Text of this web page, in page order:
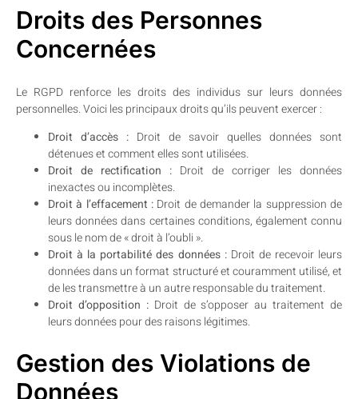
Droits des Personnes
Concernées
Le RGPD renforce les droits des individus sur leurs données
personnelles. Voici les principaux droits qu’ils peuvent exercer :
Droit d’accès : Droit de savoir quelles données sont
détenues et comment elles sont utilisées.
Droit de rectification : Droit de corriger les données
inexactes ou incomplètes.
Droit à l’effacement : Droit de demander la suppression de
leurs données dans certaines conditions, également connu
sous le nom de « droit à l’oubli ».
Droit à la portabilité des données :Droit de recevoir leurs
données dans un format structuré et couramment utilisé, et
de les transmettre à un autre responsable du traitement.
Droit d’opposition :Droit de s’opposer au traitement de
leurs données pour des raisons légitimes.
Gestion des Violations de
Données